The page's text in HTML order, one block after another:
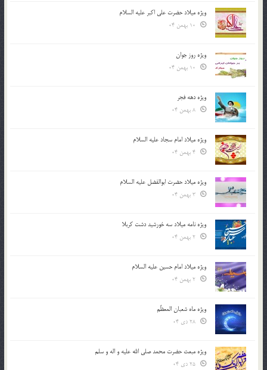
ویژه میلاد حضرت علی اکبر علیه السلام
ویژه روز جوان
ویژه دهه فجر
ویژه میلاد امام سجاد علیه السلام
ویژه میلاد حضرت ابوالفضل علیه السلام
ویژه نامه میلاد سه خورشید دشت کربلا
ویژه میلاد امام حسین علیه السلام
ویژه ماه شعبان المعظّم
ویژه مبعث حضرت محمد صلی الله علیه و اله و سلم